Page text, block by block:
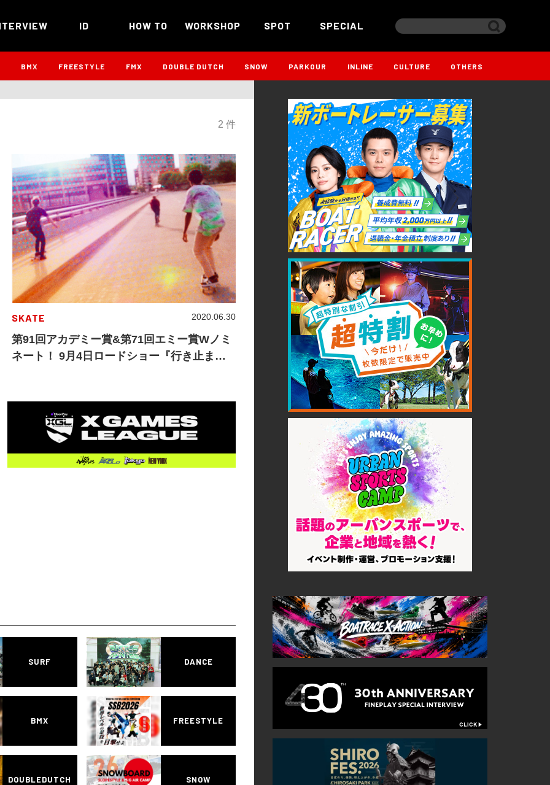
ID HOW TO WORKSHOP SPOT SPECIAL
BMX FREESTYLE FMX DOUBLE DUTCH SNOW PARKOUR INLINE CULTURE OTHERS
2 件
SKATE
第91回アカデミー賞&第71回エミー賞Wノミ
ネート！ 9月4日ロードショー『行き止まり
2020.06.30
SURF DANCE
BMX FREESTYLE
DOUBLEDUTCH SNOW